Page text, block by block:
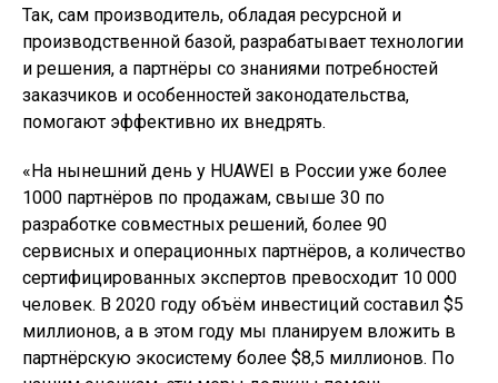
Так, сам производитель, обладая ресурсной и
производственной базой, разрабатывает технологии
и решения, а партнёры со знаниями потребностей
заказчиков и особенностей законодательства,
помогают эффективно их внедрять.
«На нынешний день у HUAWEI в России уже более
1000 партнёров по продажам, свыше 30 по
разработке совместных решений, более 90
сервисных и операционных партнёров, а количество
сертифицированных экспертов превосходит 10 000
человек. В 2020 году объём инвестиций составил $5
миллионов, а в этом году мы планируем вложить в
партнёрскую экосистему более $8,5 миллионов. По